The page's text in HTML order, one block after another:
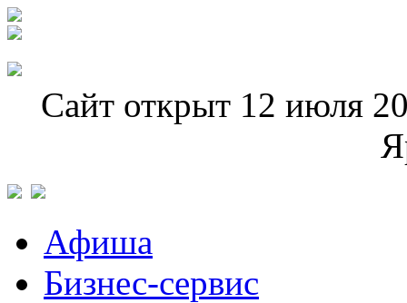
Сайт открыт 12 июля
Афиша
Бизнес-сервис